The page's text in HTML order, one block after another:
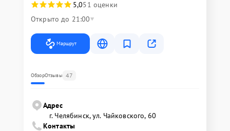
5,051 оценки
Открыто до 21:00
Маршрут
ОбзорОтзывы 47
Адрес
г. Челябинск, ул. Чайковского, 60
Контакты